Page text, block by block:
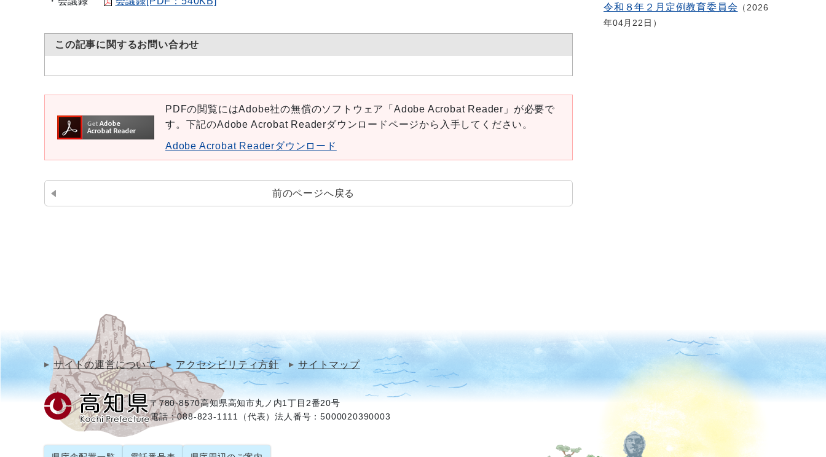
この記事に関するお問い合わせ
PDFの閲覧にはAdobe社の無償のソフトウェア「Adobe Acrobat Reader」が必要で
す。下記のAdobe Acrobat Readerダウンロードページから入手してください。
Adobe Acrobat Readerダウンロード
前のページへ戻る
令和８年２月定例教育委員会
2026
年04月22日
サイトの運営について アクセシビリティ方針 サイトマップ
〒780-8570高知県高知市丸ノ内1丁目2番20号
電話：088-823-1111（代表）法人番号：5000020390003